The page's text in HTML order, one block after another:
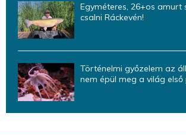
Egyméteres, 26+os amurt
csalni Ráckevén!
Történelmi győzelem az
nem épül meg a világ